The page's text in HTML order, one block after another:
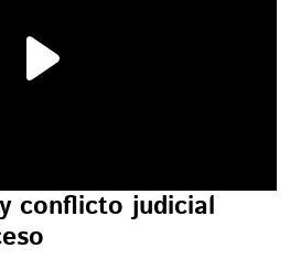
conflicto judicial